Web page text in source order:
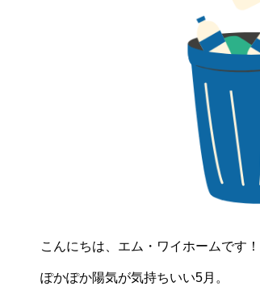
こんにちは、エム・ワイホームです！
ぽかぽか陽気が気持ちいい5月。